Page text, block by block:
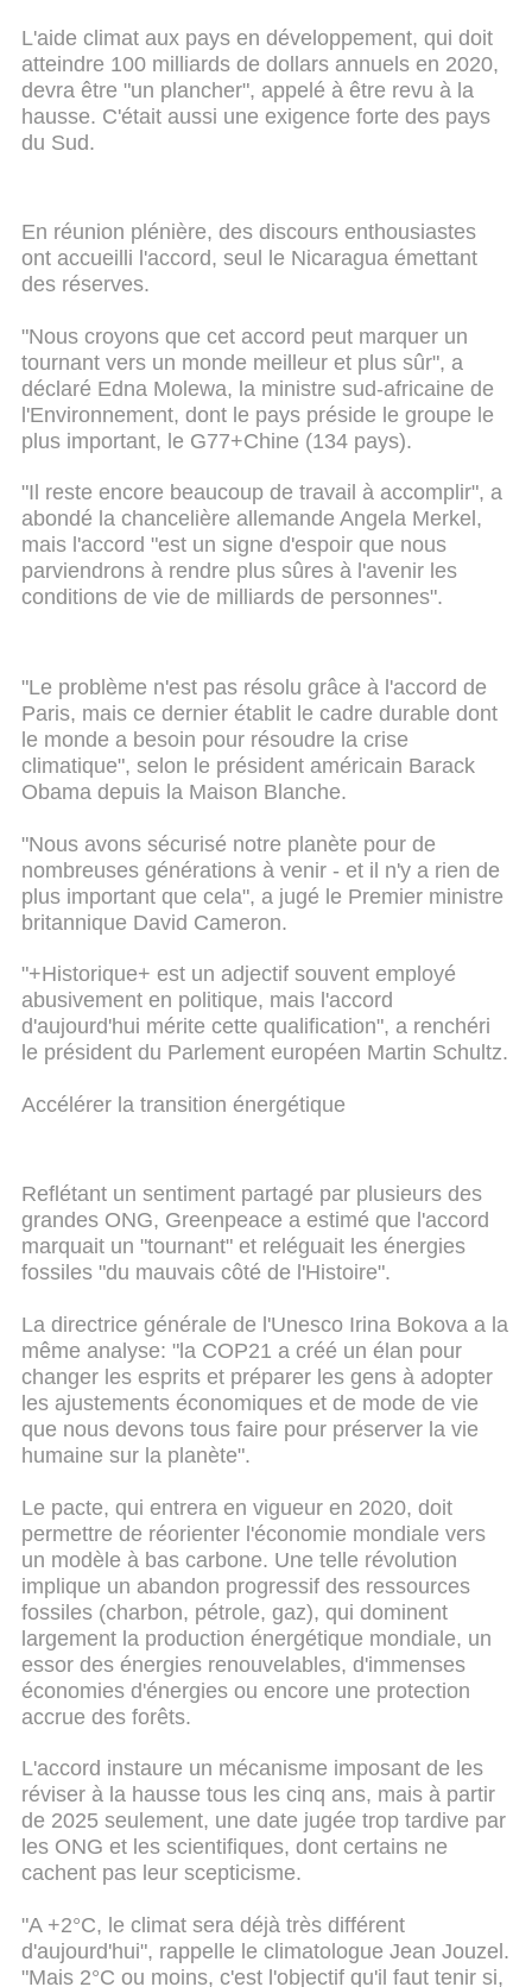
L'aide climat aux pays en développement, qui doit
atteindre 100 milliards de dollars annuels en 2020,
devra être "un plancher", appelé à être revu à la
hausse. C'était aussi une exigence forte des pays
du Sud.
En réunion plénière, des discours enthousiastes
ont accueilli l'accord, seul le Nicaragua émettant
des réserves.
"Nous croyons que cet accord peut marquer un
tournant vers un monde meilleur et plus sûr", a
déclaré Edna Molewa, la ministre sud-africaine de
l'Environnement, dont le pays préside le groupe le
plus important, le G77+Chine (134 pays).
"Il reste encore beaucoup de travail à accomplir", a
abondé la chancelière allemande Angela Merkel,
mais l'accord "est un signe d'espoir que nous
parviendrons à rendre plus sûres à l'avenir les
conditions de vie de milliards de personnes".
"Le problème n'est pas résolu grâce à l'accord de
Paris, mais ce dernier établit le cadre durable dont
le monde a besoin pour résoudre la crise
climatique", selon le président américain Barack
Obama depuis la Maison Blanche.
"Nous avons sécurisé notre planète pour de
nombreuses générations à venir - et il n'y a rien de
plus important que cela", a jugé le Premier ministre
britannique David Cameron.
"+Historique+ est un adjectif souvent employé
abusivement en politique, mais l'accord
d'aujourd'hui mérite cette qualification", a renchéri
le président du Parlement européen Martin Schultz.
Accélérer la transition énergétique
Reflétant un sentiment partagé par plusieurs des
grandes ONG, Greenpeace a estimé que l'accord
marquait un "tournant" et reléguait les énergies
fossiles "du mauvais côté de l'Histoire".
La directrice générale de l'Unesco Irina Bokova a la
même analyse: "la COP21 a créé un élan pour
changer les esprits et préparer les gens à adopter
les ajustements économiques et de mode de vie
que nous devons tous faire pour préserver la vie
humaine sur la planète".
Le pacte, qui entrera en vigueur en 2020, doit
permettre de réorienter l'économie mondiale vers
un modèle à bas carbone. Une telle révolution
implique un abandon progressif des ressources
fossiles (charbon, pétrole, gaz), qui dominent
largement la production énergétique mondiale, un
essor des énergies renouvelables, d'immenses
économies d'énergies ou encore une protection
accrue des forêts.
L'accord instaure un mécanisme imposant de les
réviser à la hausse tous les cinq ans, mais à partir
de 2025 seulement, une date jugée trop tardive par
les ONG et les scientifiques, dont certains ne
cachent pas leur scepticisme.
"A +2°C, le climat sera déjà très différent
d'aujourd'hui", rappelle le climatologue Jean Jouzel.
"Mais 2°C ou moins, c'est l'objectif qu'il faut tenir si,